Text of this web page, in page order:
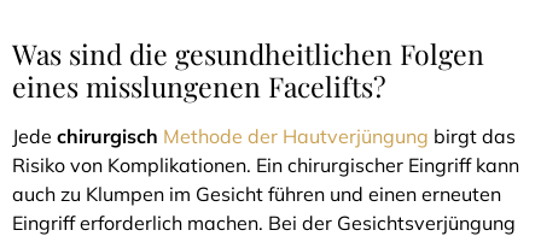
Was sind die gesundheitlichen Folgen
eines misslungenen Facelifts?
Jede chirurgisch Methode der Hautverjüngung birgt das
Risiko von Komplikationen. Ein chirurgischer Eingriff kann
auch zu Klumpen im Gesicht führen und einen erneuten
Eingriff erforderlich machen. Bei der Gesichtsverjüngung